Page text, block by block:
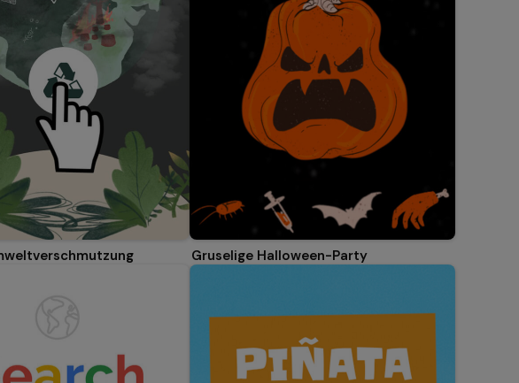
Gruselige Halloween-Party